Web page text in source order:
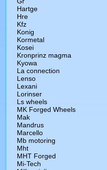
Hartge
Hre
Kfz
Konig
Kormetal
Kosei
Kronprinz magma
Kyowa
La connection
Lenso
Lexani
Lorinser
Ls wheels
MK Forged Wheels
Mak
Mandrus
Marcello
Mb motoring
Mht
MHT Forged
Mi-Tech